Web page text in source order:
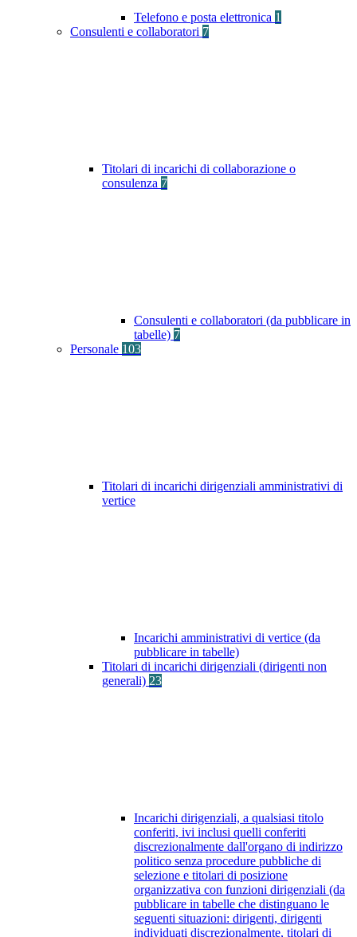
Telefono e posta elettronica 1
Consulenti e collaboratori 7
Titolari di incarichi di collaborazione o
consulenza 7
Consulenti e collaboratori (da pubblicare in
tabelle) 7
Personale 103
Titolari di incarichi dirigenziali amministrativi di
vertice
Incarichi amministrativi di vertice (da
pubblicare in tabelle)
Titolari di incarichi dirigenziali (dirigenti non
generali) 23
Incarichi dirigenziali, a qualsiasi titolo
conferiti, ivi inclusi quelli conferiti
discrezionalmente dall'organo di indirizzo
politico senza procedure pubbliche di
selezione e titolari di posizione
organizzativa con funzioni dirigenziali (da
pubblicare in tabelle che distinguano le
seguenti situazioni: dirigenti, dirigenti
individuati discrezionalmente, titolari di